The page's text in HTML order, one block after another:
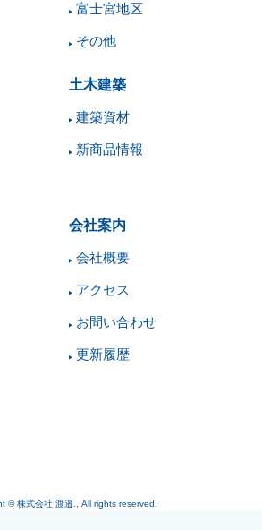
富士宮地区
その他
土木建築
建築資材
新商品情報
会社案内
会社概要
アクセス
お問い合わせ
更新履歴
© 株式会社 渡邉., All rights reserved.